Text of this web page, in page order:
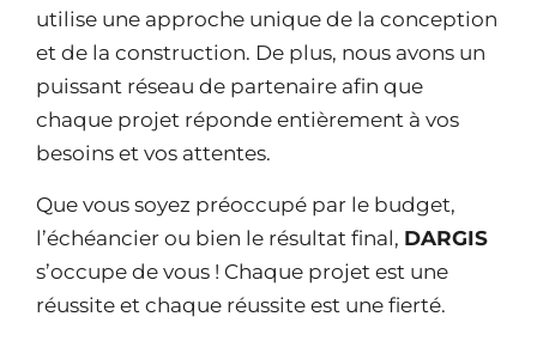
utilise une approche unique de la conception
et de la construction. De plus, nous avons un
puissant réseau de partenaire afin que
chaque projet réponde entièrement à vos
besoins et vos attentes.
Que vous soyez préoccupé par le budget,
l’échéancier ou bien le résultat final, DARGIS
s’occupe de vous ! Chaque projet est une
réussite et chaque réussite est une fierté.